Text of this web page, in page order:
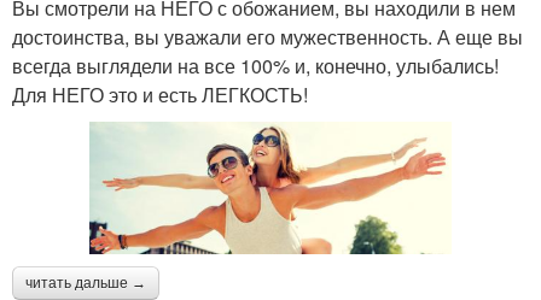
Вы смотрели на НЕГО с обожанием, вы находили в нем
достоинства, вы уважали его мужественность. А еще вы
всегда выглядели на все 100% и, конечно, улыбались!
Для НЕГО это и есть ЛЕГКОСТЬ!
читать дальше →